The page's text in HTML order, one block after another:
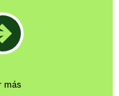
más